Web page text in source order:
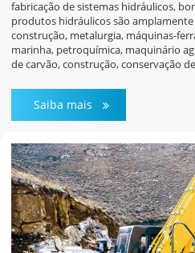
fabricação de sistemas hidráulicos,
produtos hidráulicos são
construção, metalurgia, máquinas-
marinha, petroquímica, maquinário
de carvão, construção, conservação
Saiba mais